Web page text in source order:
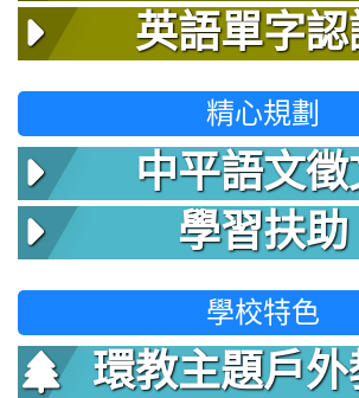
英語單字認
精心規劃
中平語文徵
學習扶助
學校特色
環教主題戶